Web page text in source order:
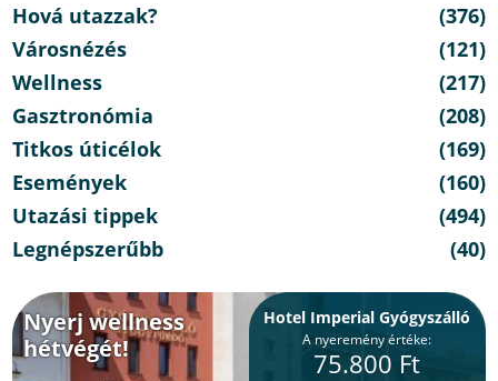
Hová utazzak?
(376)
Városnézés
(121)
Wellness
(217)
Gasztronómia
(208)
Titkos úticélok
(169)
Események
(160)
Utazási tippek
(494)
Legnépszerűbb
(40)
Nyerj wellness
hétvégét!
Hotel Imperial Gyógyszálló
A nyeremény értéke:
75.800 Ft